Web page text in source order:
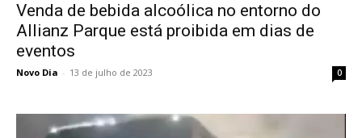
Venda de bebida alcoólica no entorno do
Allianz Parque está proibida em dias de
eventos
Novo Dia - 13 de julho de 2023 0